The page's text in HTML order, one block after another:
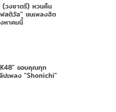
วงชาตรี) หวนคืน
สติวัล” ขนเพลงฮิต
หาคมนี้
ขอบคุณทุก
เพลง "Shonichi"